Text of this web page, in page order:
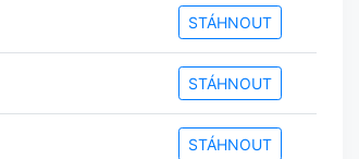
STÁHNOUT
STÁHNOUT
STÁHNOUT